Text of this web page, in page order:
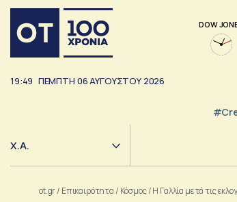
DOW
19:49 ΠΕΜΠΤΗ 06ΑΥΓΟΥΣΤΟΥ 2026
Χ.Α.
ot.gr/ Επικαιρότητα / Κόσμος/Η Γαλλία μετά τις